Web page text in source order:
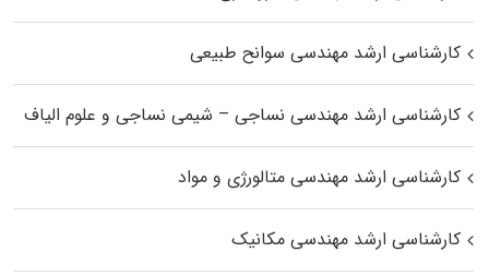
کارشناسی ارشد مهندسی سوانح طبیعی
کارشناسی ارشد مهندسی نساجی – شیمی نساجی و علوم الیاف
کارشناسی ارشد مهندسی متالورژی و مواد
کارشناسی ارشد مهندسی مکانیک